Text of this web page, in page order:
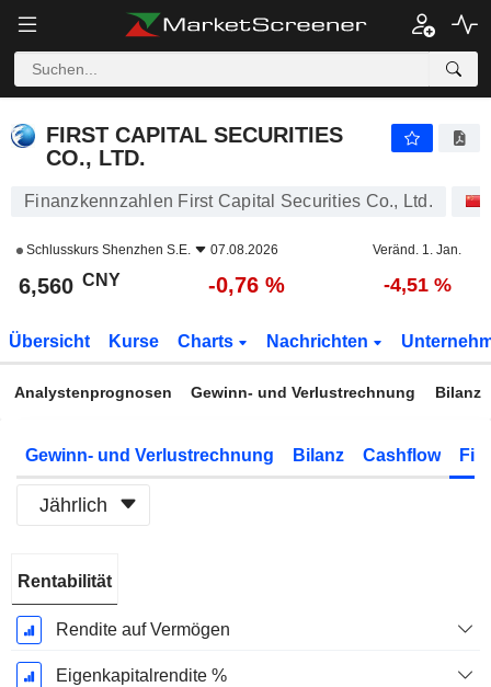
FIRST CAPITAL SECURITIES
CO., LTD.
Finanzkennzahlen First Capital Securities Co., Ltd.
Schlusskurs Shenzhen S.E. 07.08.2026 Veränd. 1. Jan.
6,560 CNY -0,76 % -4,51 %
Übersicht Kurse Charts Nachrichten
Analystenprognosen Gewinn- und Verlustrechnung Bilanz
Gewinn- und Verlustrechnung Bilanz Cashflow
Jährlich
Geschäftsjahres:
Dezember
Rentabilität
Rendite auf Vermögen
Eigenkapitalrendite %